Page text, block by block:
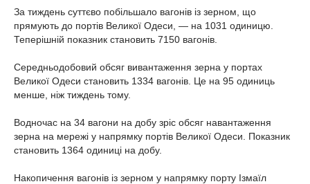
За тиждень суттєво побільшало вагонів із зерном, що
прямують до портів Великої Одеси, — на 1031 одиницю.
Теперішній показник становить 7150 вагонів.
Середньодобовий обсяг вивантаження зерна у портах
Великої Одеси становить 1334 вагонів. Це на 95 одиниць
менше, ніж тиждень тому.
Водночас на 34 вагони на добу зріс обсяг навантаження
зерна на мережі у напрямку портів Великої Одеси. Показник
становить 1364 одиниці на добу.
Накопичення вагонів із зерном у напрямку порту Ізмаїл